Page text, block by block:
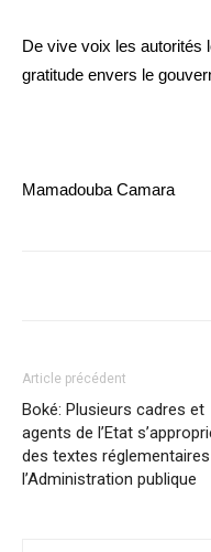
De vive voix les autorités
gratitude envers le
Mamadouba Camara
Article précédent
Boké: Plusieurs cadres et
agents de l’Etat
des textes
l’Administration publique